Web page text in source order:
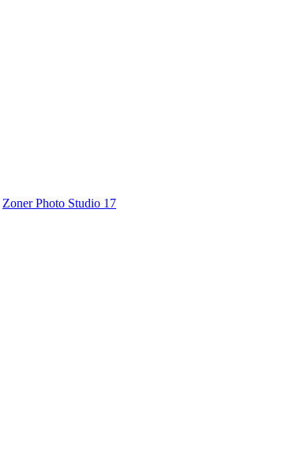
Zoner Photo Studio 17